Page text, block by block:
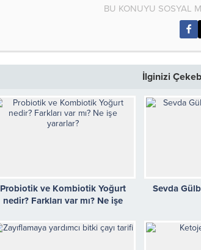
BU KONUYU SOSYAL
İlginizi
Probiotik ve Kombiotik Yoğurt
nedir? Farkları var mı? Ne işe
Sevda